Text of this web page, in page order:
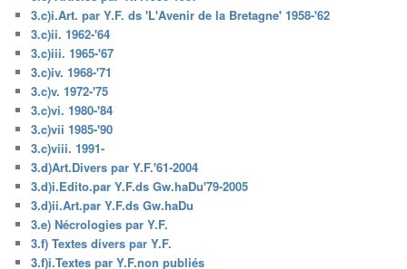
3.c)i.Art. par Y.F. ds 'L'Avenir de la Bretagne' 1958-'62
3.c)ii. 1962-'64
3.c)iii. 1965-'67
3.c)iv. 1968-'71
3.c)v. 1972-'75
3.c)vi. 1980-'84
3.c)vii 1985-'90
3.c)viii. 1991-
3.d)Art.Divers par Y.F.'61-2004
3.d)i.Edito.par Y.F.ds Gw.haDu'79-2005
3.d)ii.Art.par Y.F.ds Gw.haDu
3.e) Nécrologies par Y.F.
3.f) Textes divers par Y.F.
3.f)i.Textes par Y.F.non publiés